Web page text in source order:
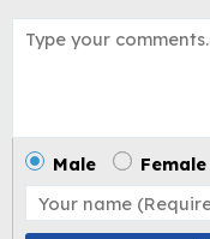
Male Female